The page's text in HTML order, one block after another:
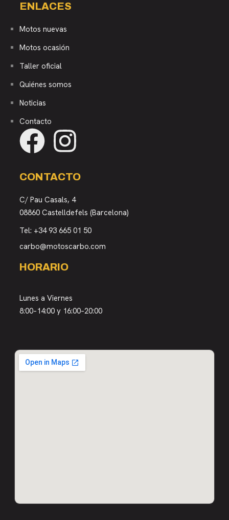
ENLACES
Motos nuevas
Motos ocasión
Taller oficial
Quiénes somos
Noticias
Contacto
CONTACTO
C/ Pau Casals, 4
08860 Castelldefels (Barcelona)
Tel: +34 93 665 01 50
carbo@motoscarbo.com
HORARIO
Lunes a Viernes
8:00–14:00 y 16:00–20:00